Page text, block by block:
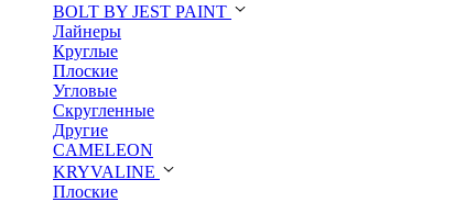
BOLT BY JEST PAINT
Лайнеры
Круглые
Плоские
Угловые
Скругленные
Другие
CAMELEON
KRYVALINE
Плоские